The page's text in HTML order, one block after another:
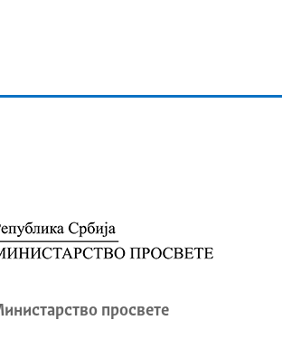
просвете